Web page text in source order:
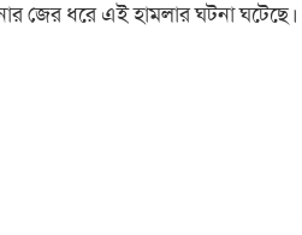
জের ধরে এই হামলার ঘটনা ঘটেছে।